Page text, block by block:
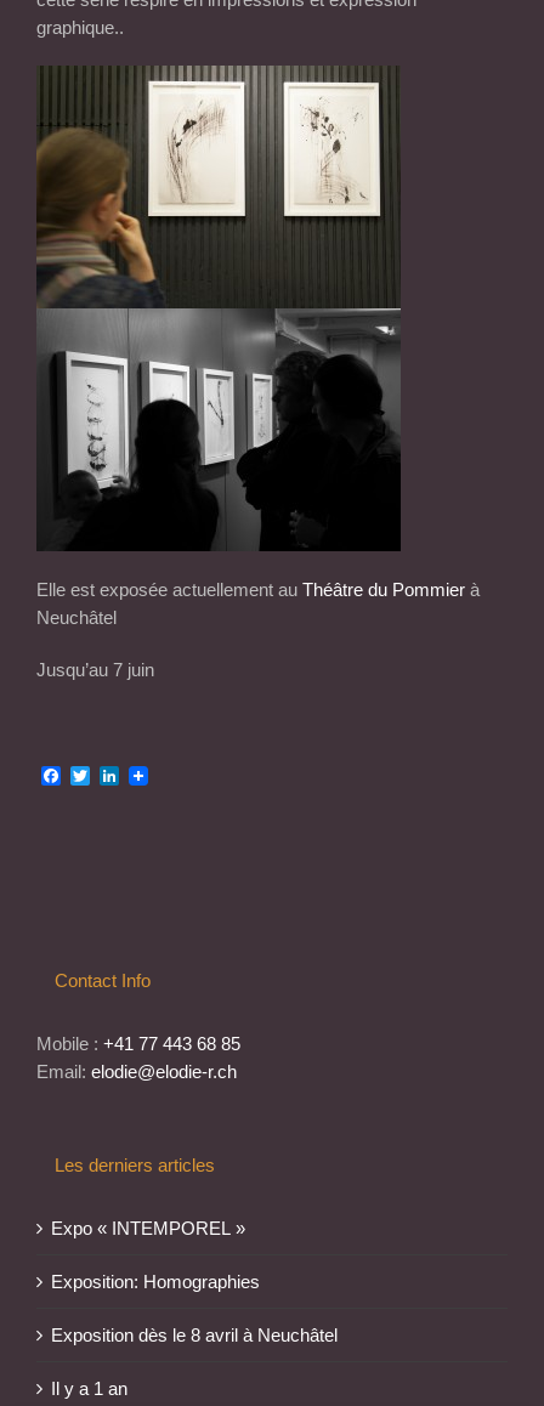
graphique..
Elle est exposée actuellement au Théâtre du Pommier à
Neuchâtel
Jusqu’au 7 juin
Facebook
TwitterLinkedIn
Contact Info
Mobile : +41 77 443 68 85
Email: elodie@elodie-r.ch
Les derniers articles
Expo « INTEMPOREL »
Exposition: Homographies
Exposition dès le 8 avril à Neuchâtel
Il y a 1 an